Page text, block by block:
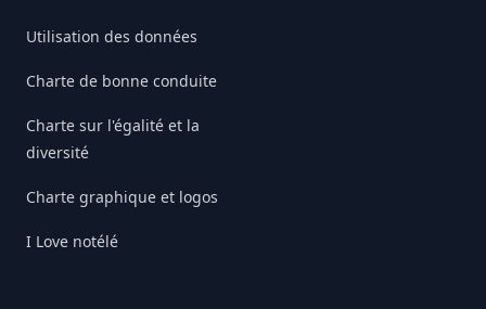
Utilisation des données
Charte de bonne conduite
Charte sur l'égalité et la
diversité
Charte graphique et logos
I Love notélé